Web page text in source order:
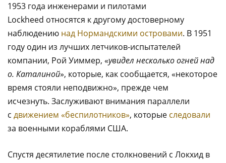
1953 года инженерами и пилотами
Lockheed относятся к другому достоверному
наблюдению над Нормандскими островами. В 1951
году один из лучших летчиков-испытателей
компании, Рой Уиммер, «увидел несколько огней над
о. Каталиной», которые, как сообщается, «некоторое
время стояли неподвижно», прежде чем
исчезнуть. Заслуживают внимания параллели
с движением «беспилотников», которые следовали
за военными кораблями США.
Спустя десятилетие после столкновений с Локхид в